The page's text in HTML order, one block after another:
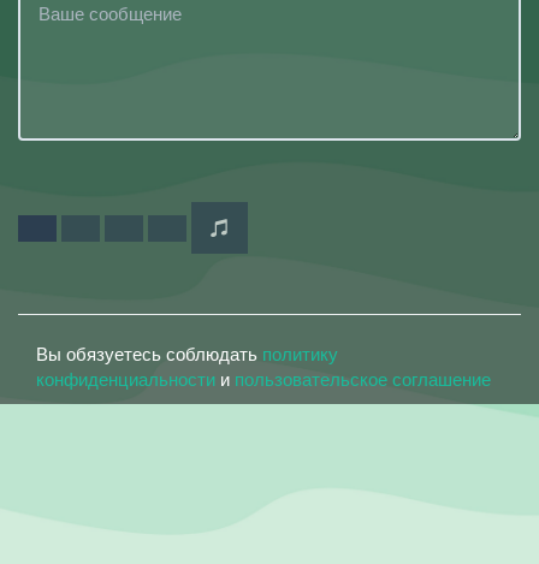
Вы обязуетесь соблюдать политику
конфиденциальности и пользовательское соглашение